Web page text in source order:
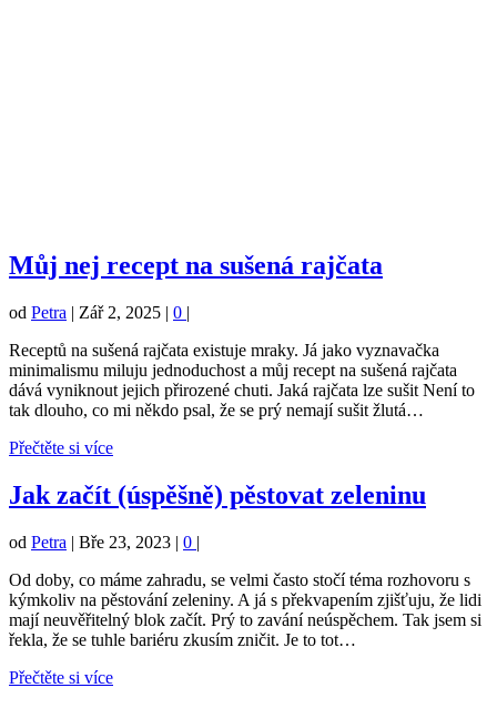
Můj nej recept na sušená rajčata
od Petra | Zář 2, 2025 | 0 |
Receptů na sušená rajčata existuje mraky. Já jako vyznavačka
minimalismu miluju jednoduchost a můj recept na sušená rajčata
dává vyniknout jejich přirozené chuti. Jaká rajčata lze sušit Není to
tak dlouho, co mi někdo psal, že se prý nemají sušit žlutá…
Přečtěte si více
Jak začít (úspěšně) pěstovat zeleninu
od Petra | Bře 23, 2023 | 0 |
Od doby, co máme zahradu, se velmi často stočí téma rozhovoru s
kýmkoliv na pěstování zeleniny. A já s překvapením zjišťuju, že lidi
mají neuvěřitelný blok začít. Prý to zavání neúspěchem. Tak jsem si
řekla, že se tuhle bariéru zkusím zničit. Je to tot…
Přečtěte si více